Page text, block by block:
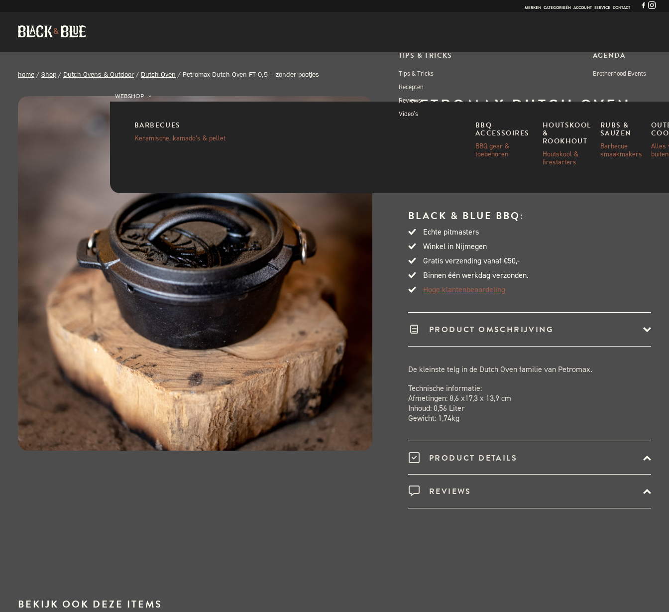
MERKEN CATEGORIEËN ACCOUNT SERVICE CONTACT
WEBSHOP
BARBECUES
Keramische, kamado’s & pellet
BBQ
ACCESSOIRES
BBQ gear &
toebehoren
HOUTSKOOL
&
ROOKHOUT
Houtskool &
firestarters
RUBS &
SAUZEN
Barbecue
smaakmakers
Alles
TIPS & TRICKS
Tips & Tricks
Recepten
Reviews
Video’s
AGENDA
Brotherhood Events
home / Shop / Dutch Ovens & Outdoor / Dutch Oven / Petromax Dutch Oven FT 0,5 – zonder pootjes
PETROMAX DUTCH OVEN
FT 0,5 – ZONDER POOTJES
BLACK & BLUE BBQ:
Echte pitmasters
Winkel in Nijmegen
Gratis verzending vanaf €50,-
Binnen één werkdag verzonden.
Hoge klantenbeoordeling
PRODUCT OMSCHRIJVING
De kleinste telg in de Dutch Oven familie van Petromax.
Technische informatie:
Afmetingen: 8,6 x17,3 x 13,9 cm
Inhoud: 0,56 Liter
Gewicht: 1,74kg
PRODUCT DETAILS
REVIEWS
BEKIJK OOK DEZE ITEMS